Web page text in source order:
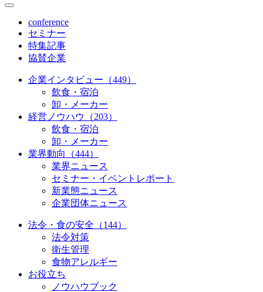
conference
セミナー
特集記事
協賛企業
企業インタビュー（449）
飲食・宿泊
卸・メーカー
経営ノウハウ（203）
飲食・宿泊
卸・メーカー
業界動向（444）
業界ニュース
セミナー・イベントレポート
新業態ニュース
企業団体ニュース
法令・食の安全（144）
法令対策
衛生管理
食物アレルギー
お役立ち
ノウハウブック